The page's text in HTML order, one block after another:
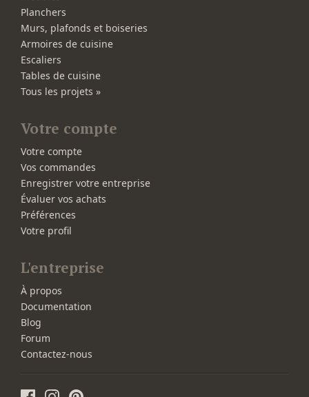
Planchers
Murs, plafonds et boiseries
Armoires de cuisine
Escaliers
Tables de cuisine
Tous les projets »
Votre compte
Votre compte
Vos commandes
Enregistrer votre entreprise
Évaluer vos achats
Préférences
Votre profil
L'entreprise
À propos
Documentation
Blog
Forum
Contactez-nous